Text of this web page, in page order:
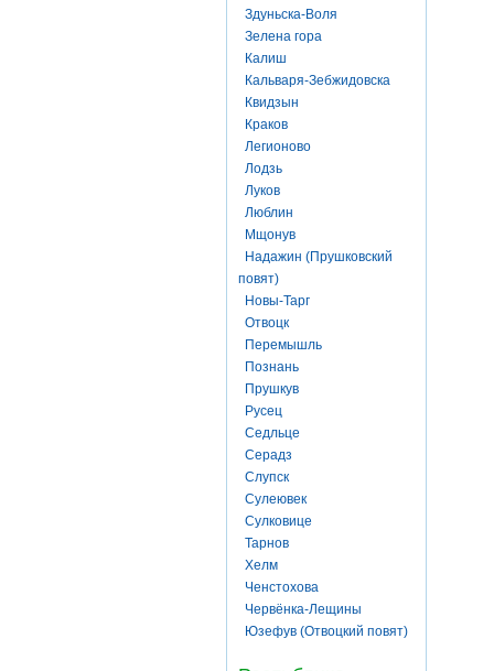
Здуньска-Воля
Зелена гора
Калиш
Кальваря-Зебжидовска
Квидзын
Краков
Легионово
Лодзь
Луков
Люблин
Мщонув
Надажин (Прушковский
повят)
Новы-Тарг
Отвоцк
Перемышль
Познань
Прушкув
Русец
Седльце
Серадз
Слупск
Сулеювек
Сулковице
Тарнов
Хелм
Ченстохова
Червёнка-Лещины
Юзефув (Отвоцкий повят)